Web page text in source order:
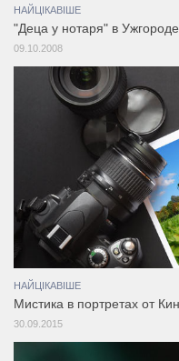
НАЙЦІКАВІШЕ
"Деца у нотаря" в
09.10.2008
НАЙЦІКАВІШЕ
Мистика в портретах от
30.09.2015